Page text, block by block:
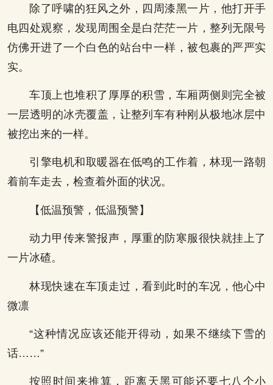
除了呼啸的狂风之外，四周漆黑一片，他打开手
电四处观察，发现周围全是白茫茫一片，整列无限号
仿佛开进了一个白色的站台中一样，被包裹的严严实
实。
车顶上也堆积了厚厚的积雪，车厢两侧则完全被
一层透明的冰壳覆盖，让整列车有种刚从极地冰层中
被挖出来的一样。
引擎电机和取暖器在低鸣的工作着，林现一路朝
着前车走去，检查着外面的状况。
【低温预警，低温预警】
动力甲传来警报声，厚重的防寒服很快就挂上了
一片冰碴。
林现快速在车顶走过，看到此时的车况，他心中
微凛
“这种情况应该还能开得动，如果不继续下雪的
话……”
按照时间来推算，距离天黑可能还要七八个小